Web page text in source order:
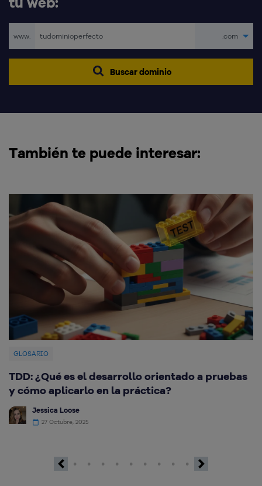
www. .com
Buscar dominio
También te puede interesar:
GLOSARIO
TDD: ¿Qué es el desarrollo orientado a pruebas
y cómo aplicarlo en la práctica?
Jessica Loose
27 Octubre, 2025